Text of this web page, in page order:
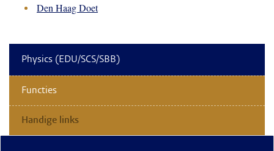
Den Haag Doet
Physics (EDU/SCS/SBB)
Functies
Handige links